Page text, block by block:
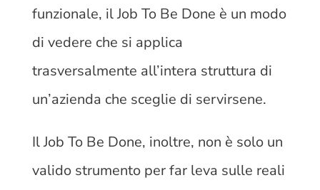
funzionale, il Job To Be Done è un modo
di vedere che si applica
trasversalmente all’intera struttura di
un’azienda che sceglie di servirsene.
Il Job To Be Done, inoltre, non è solo un
valido strumento per far leva sulle reali